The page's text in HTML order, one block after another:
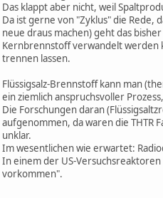
Das klappt aber nicht, weil
Da ist gerne von "Zyklus" die Rede,
neue draus machen) geht das
Kernbrennstoff verwandelt werden
trennen lassen.
Flüssigsalz-Brennstoff kann man
ein ziemlich anspruchsvoller
Die Forschungen daran
aufgenommen, da waren die THTR
unklar.
Im wesentlichen wie erwartet:
In einem der US-
vorkommen".